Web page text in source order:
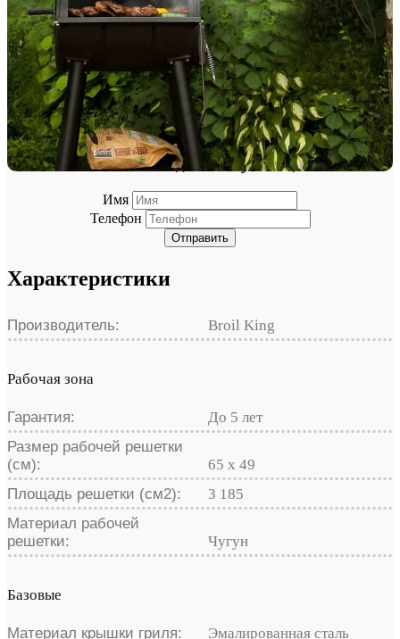
Купить в 1 клик
Заказать видеоконсультацию
×
Заказать видео консультацию
Имя
Телефон
Отправить
Характеристики
Производитель: Broil King
Рабочая зона
Гарантия:
До 5 лет
Размер рабочей решетки
(см):
65 х 49
Площадь решетки (см2):
3 185
Материал рабочей
решетки:
Чугун
Базовые
Материал крышки гриля: Эмалированная сталь